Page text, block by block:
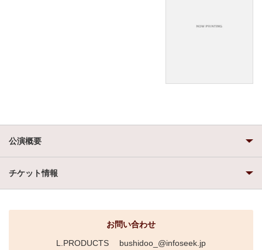
公演概要
チケット情報
お問い合わせ
L.PRODUCTS bushidoo_@infoseek.jp